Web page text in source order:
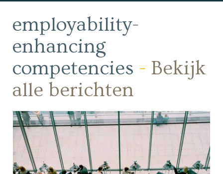
employability-
enhancing
competencies - Bekijk
alle berichten